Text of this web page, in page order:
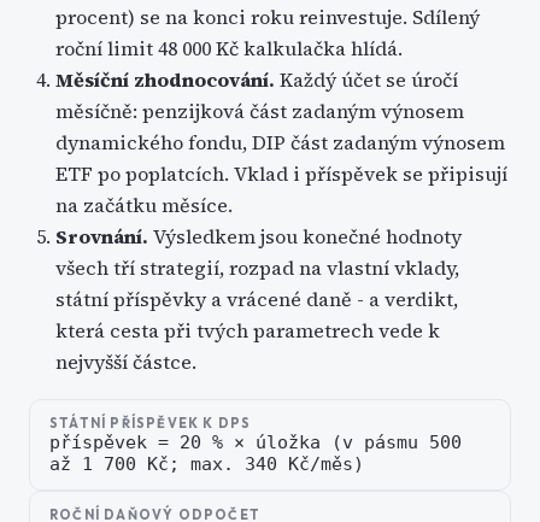
procent) se na konci roku reinvestuje. Sdílený
roční limit 48 000 Kč kalkulačka hlídá.
Měsíční zhodnocování. Každý účet se úročí
měsíčně: penzijková část zadaným výnosem
dynamického fondu, DIP část zadaným výnosem
ETF po poplatcích. Vklad i příspěvek se připisují
na začátku měsíce.
Srovnání. Výsledkem jsou konečné hodnoty
všech tří strategií, rozpad na vlastní vklady,
státní příspěvky a vrácené daně - a verdikt,
která cesta při tvých parametrech vede k
nejvyšší částce.
STÁTNÍ PŘÍSPĚVEK K DPS
příspěvek = 20 % × úložka (v pásmu 500
až 1 700 Kč; max. 340 Kč/měs)
ROČNÍ DAŇOVÝ ODPOČET